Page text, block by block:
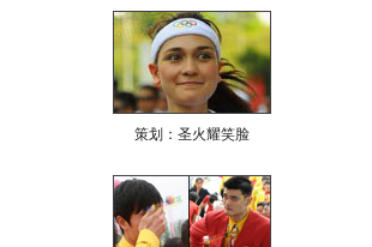
策划：圣火耀笑脸